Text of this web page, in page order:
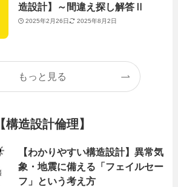
造設計】～間違え探し解答Ⅱ
2025年2月26日 2025年8月2日
もっと見る
【構造設計倫理】
【わかりやすい構造設計】異常気
象・地震に備える「フェイルセー
フ」という考え方